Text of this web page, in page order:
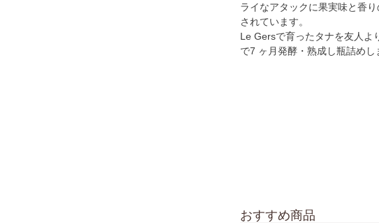
ライなアタックに果実味と香
されています。
Le Gersで育ったタナを友人よ
で7 ヶ月発酵・熟成し瓶詰めし
おすすめ商品